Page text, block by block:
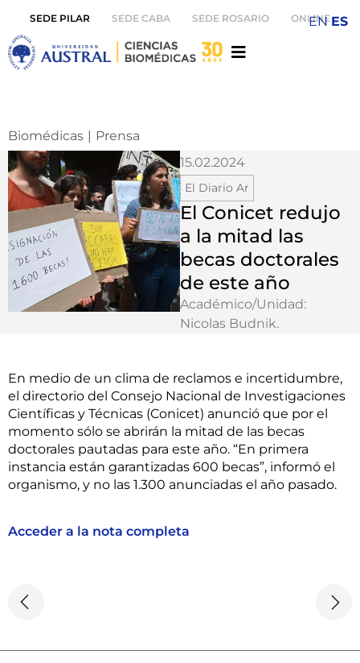
SEDE PILAR SEDE CABA SEDE ROSARIO ONLINE
Biomédicas | Prensa
15.02.2024
El Diario Ar
El Conicet redujo
a la mitad las
becas doctorales
de este año
Académico/Unidad:
Nicolas Budnik.
En medio de un clima de reclamos e incertidumbre,
el directorio del Consejo Nacional de Investigaciones
Científicas y Técnicas (Conicet) anunció que por el
momento sólo se abrirán la mitad de las becas
doctorales pautadas para este año. “En primera
instancia están garantizadas 600 becas”, informó el
organismo, y no las 1.300 anunciadas el año pasado.
Acceder a la nota completa
EN ES